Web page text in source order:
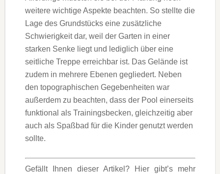
weitere wichtige Aspekte beachten. So stellte die
Lage des Grundstücks eine zusätzliche
Schwierigkeit dar, weil der Garten in einer
starken Senke liegt und lediglich über eine
seitliche Treppe erreichbar ist. Das Gelände ist
zudem in mehrere Ebenen gegliedert. Neben
den topographischen Gegebenheiten war
außerdem zu beachten, dass der Pool einerseits
funktional als Trainingsbecken, gleichzeitig aber
auch als Spaßbad für die Kinder genutzt werden
sollte.
Gefällt Ihnen dieser Artikel? Hier gibt’s mehr